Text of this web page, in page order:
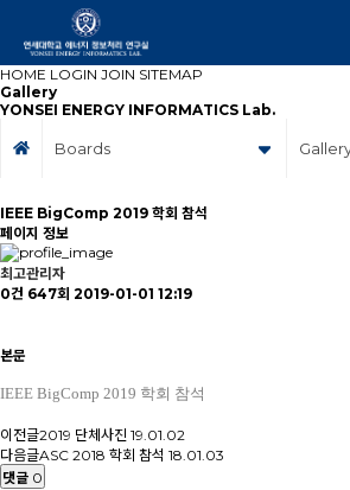
HOME LOGIN JOIN SITEMAP
Gallery
YONSEI ENERGY INFORMATICS Lab.
Boards
IEEE BigComp 2019 학회 참석
페이지 정보
최고관리자
0건 647회 2019-01-01 12:19
본문
IEEE BigComp 2019 학회 참석
이전글2019 단체사진 19.01.02
다음글ASC 2018 학회 참석 18.01.03
댓글 0